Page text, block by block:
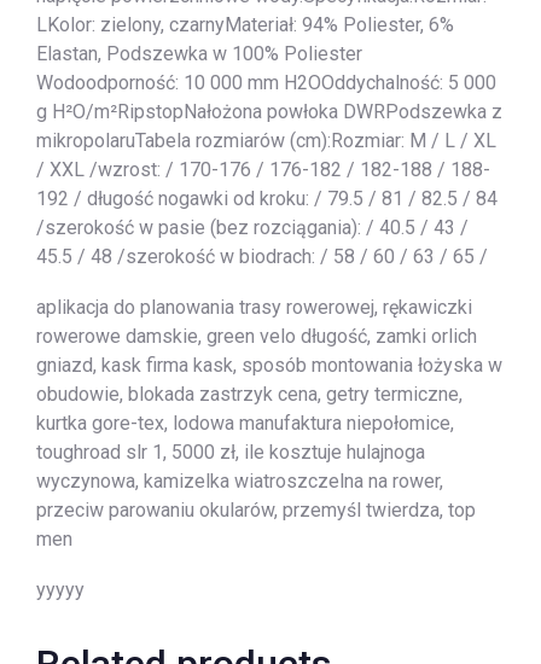
LKolor: zielony, czarnyMateriał: 94% Poliester, 6%
Elastan, Podszewka w 100% Poliester
Wodoodporność: 10 000 mm H2OOddychalność: 5 000
g H²O/m²RipstopNałożona powłoka DWRPodszewka z
mikropolaruTabela rozmiarów (cm):Rozmiar: M / L / XL
/ XXL /wzrost: / 170-176 / 176-182 / 182-188 / 188-
192 / długość nogawki od kroku: / 79.5 / 81 / 82.5 / 84
/szerokość w pasie (bez rozciągania): / 40.5 / 43 /
45.5 / 48 /szerokość w biodrach: / 58 / 60 / 63 / 65 /
aplikacja do planowania trasy rowerowej, rękawiczki
rowerowe damskie, green velo długość, zamki orlich
gniazd, kask firma kask, sposób montowania łożyska w
obudowie, blokada zastrzyk cena, getry termiczne,
kurtka gore-tex, lodowa manufaktura niepołomice,
toughroad slr 1, 5000 zł, ile kosztuje hulajnoga
wyczynowa, kamizelka wiatroszczelna na rower,
przeciw parowaniu okularów, przemyśl twierdza, top
men
yyyyy